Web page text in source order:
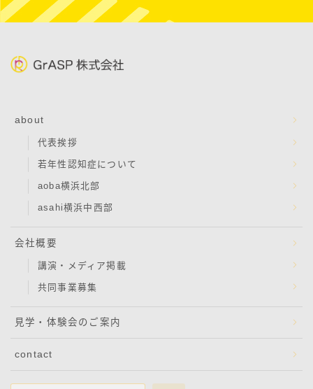
about
代表挨拶
若年性認知症について
aoba横浜北部
asahi横浜中西部
会社概要
講演・メディア掲載
共同事業募集
見学・体験会のご案内
contact